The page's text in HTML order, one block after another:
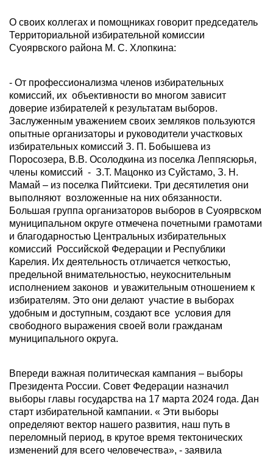
О своих коллегах и помощниках говорит председатель
Территориальной избирательной комиссии
Суоярвского района М. С. Хлопкина:
- От профессионализма членов избирательных
комиссий, их объективности во многом зависит
доверие избирателей к результатам выборов.
Заслуженным уважением своих земляков пользуются
опытные организаторы и руководители участковых
избирательных комиссий З. П. Бобышева из
Поросозера, В.В. Осолодкина из поселка Леппясюрья,
члены комиссий - З.Т. Мацонко из Суйстамо, З. Н.
Мамай – из поселка Пийтсиеки. Три десятилетия они
выполняют возложенные на них обязанности.
Большая группа организаторов выборов в Суоярвском
муниципальном округе отмечена почетными грамотами
и благодарностью Центральных избирательных
комиссий Российской Федерации и Республики
Карелия. Их деятельность отличается четкостью,
предельной внимательностью, неукоснительным
исполнением законов и уважительным отношением к
избирателям. Это они делают участие в выборах
удобным и доступным, создают все условия для
свободного выражения своей воли гражданам
муниципального округа.
Впереди важная политическая кампания – выборы
Президента России. Совет Федерации назначил
выборы главы государства на 17 марта 2024 года. Дан
старт избирательной кампании. « Эти выборы
определяют вектор нашего развития, наш путь в
переломный период, в крутое время тектонических
изменений для всего человечества», - заявила